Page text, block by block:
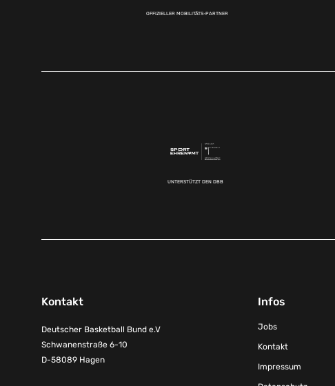
OFFIZIELLER MOBILITÄTS-PARTNER
UNTERSTÜTZT DEN DBB
Kontakt
Deutscher Basketball Bund e.V
Schwanenstraße 6-10
D-58089 Hagen
Infos
Jobs
Kontakt
Impressum